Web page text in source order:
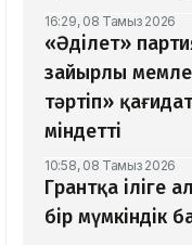
16:29, 08 Тамыз 2026
«Әділет»
зайырлы
тәртіп»
міндетті
10:58, 08 Тамыз 2026
Грантқа іліге
бір мүмкіндік